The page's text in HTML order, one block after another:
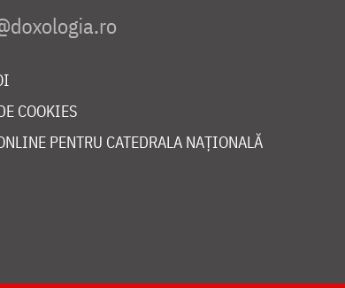
COOKIES
PENTRU CATEDRALA NAȚIONALĂ